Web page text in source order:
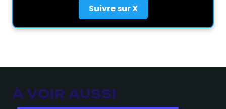
Suivre sur X
À VOIR AUSSI